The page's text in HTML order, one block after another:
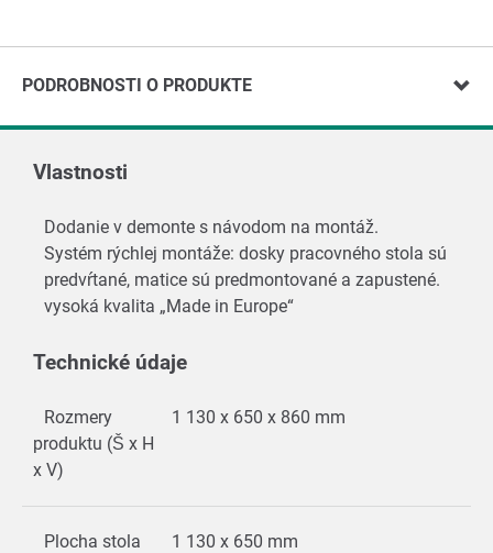
PODROBNOSTI O PRODUKTE
Vlastnosti
Dodanie v demonte s návodom na montáž.
Systém rýchlej montáže: dosky pracovného stola sú
predvŕtané, matice sú predmontované a zapustené.
vysoká kvalita „Made in Europe“
Technické údaje
Rozmery
produktu (Š x H
x V)
1 130 x 650 x 860 mm
Plocha stola 1 130 x 650 mm